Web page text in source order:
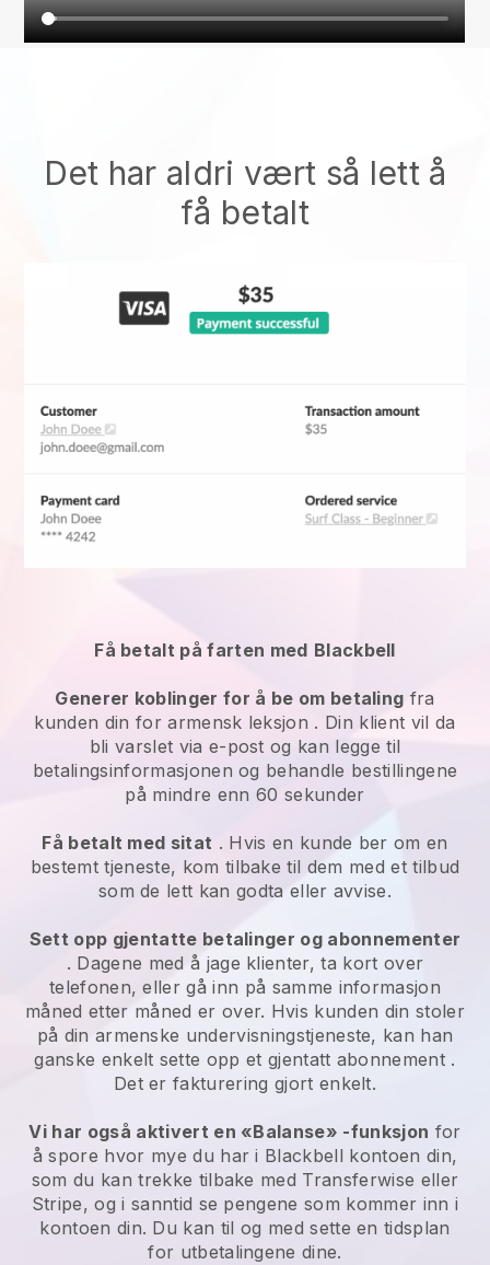
Det har aldri vært så lett å
få betalt
Få betalt på farten med Blackbell
Generer koblinger for å be om betaling fra
kunden din forarmensk leksjon . Din klient vil da
bli varslet via e-post og kan legge til
betalingsinformasjonen og behandle bestillingene
på mindre enn 60 sekunder
Få betalt med sitat . Hvis en kunde ber om en
bestemt tjeneste, kom tilbake til dem med et tilbud
som de lett kan godta eller avvise.
Sett opp gjentatte betalinger og abonnementer
. Dagene med å jage klienter, ta kort over
telefonen, eller gå inn på samme informasjon
måned etter måned er over. Hvis kunden din stoler
på din armenske undervisningstjeneste, kan han
ganske enkelt sette opp et gjentatt abonnement .
Det er fakturering gjort enkelt.
Vi har også aktivert en «Balanse» -funksjon for
å spore hvor mye du har i Blackbell kontoen din,
som du kan trekke tilbake med Transferwise eller
Stripe, og i sanntid se pengene som kommer inn i
kontoen din. Du kan til og med sette en tidsplan
for utbetalingene dine.